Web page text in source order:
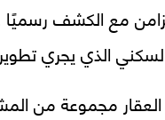
مع الكشف
الذي يجري
مجموعة من المشاريع